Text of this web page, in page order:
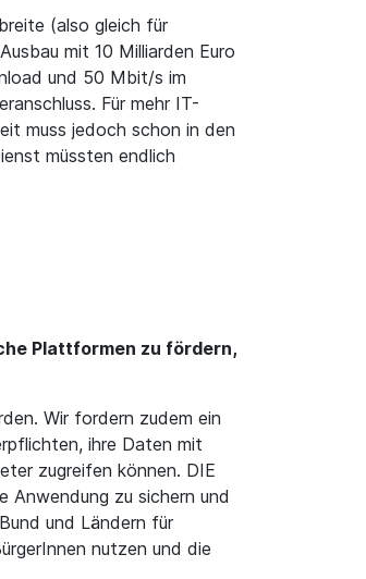
(also gleich für
mit 10 Milliarden Euro
und 50 Mbit/s im
Für mehr IT-
muss jedoch schon in den
müssten endlich
Plattformen zu fördern,
Wir fordern zudem ein
ihre Daten mit
zugreifen können. DIE
Anwendung zu sichern und
und Ländern für
nutzen und die